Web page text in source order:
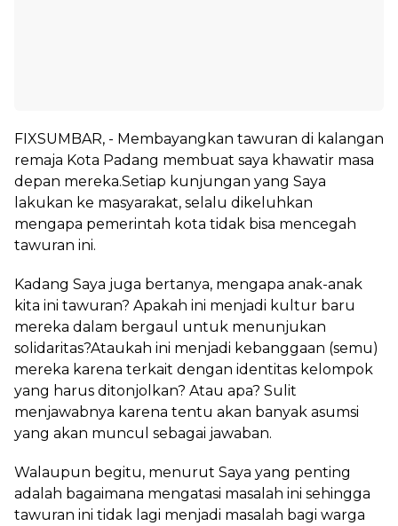
FIXSUMBAR, - Membayangkan tawuran di kalangan
remaja Kota Padang membuat saya khawatir masa
depan mereka.Setiap kunjungan yang Saya
lakukan ke masyarakat, selalu dikeluhkan
mengapa pemerintah kota tidak bisa mencegah
tawuran ini.
Kadang Saya juga bertanya, mengapa anak-anak
kita ini tawuran? Apakah ini menjadi kultur baru
mereka dalam bergaul untuk menunjukan
solidaritas?Ataukah ini menjadi kebanggaan (semu)
mereka karena terkait dengan identitas kelompok
yang harus ditonjolkan? Atau apa? Sulit
menjawabnya karena tentu akan banyak asumsi
yang akan muncul sebagai jawaban.
Walaupun begitu, menurut Saya yang penting
adalah bagaimana mengatasi masalah ini sehingga
tawuran ini tidak lagi menjadi masalah bagi warga